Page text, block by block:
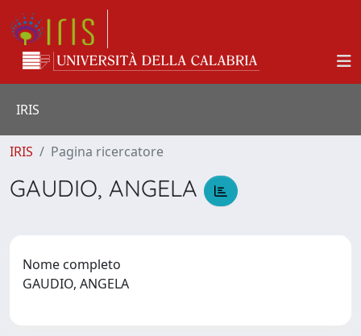
IRIS
IRIS Pagina ricercatore
GAUDIO, ANGELA
Nome completo
GAUDIO, ANGELA